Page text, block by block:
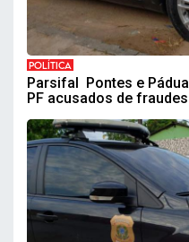
POLÍTICA
Parsifal Pontes e
PF acusados de